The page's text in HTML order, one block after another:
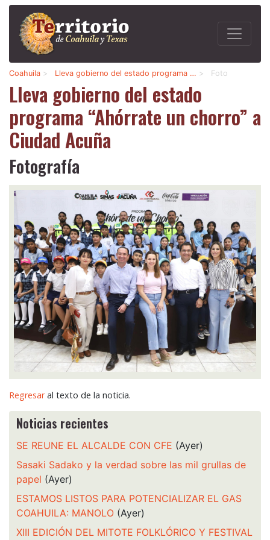
Coahuila > Lleva gobierno del estado programa … > Foto
Lleva gobierno del estado
programa “Ahórrate un chorro” a
Ciudad Acuña
Fotografía
Regresaral texto de la noticia.
Noticias recientes
SE REUNE EL ALCALDE CON CFE (Ayer)
Sasaki Sadako y la verdad sobre las mil grullas de
papel (Ayer)
ESTAMOS LISTOS PARA POTENCIALIZAR EL GAS
COAHUILA: MANOLO (Ayer)
XIII EDICIÓN DEL MITOTE FOLKLÓRICO Y FESTIVAL